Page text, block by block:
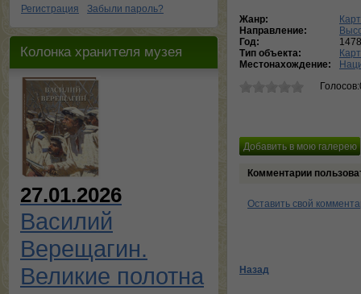
Регистрация
Забыли пароль?
Колонка хранителя музея
27.01.2026
Василий
Верещагин.
Великие полотна
Жанр:
Направление:
Год:
Тип объекта:
Местонахождение:
Комментарии
Оставить свой
Назад